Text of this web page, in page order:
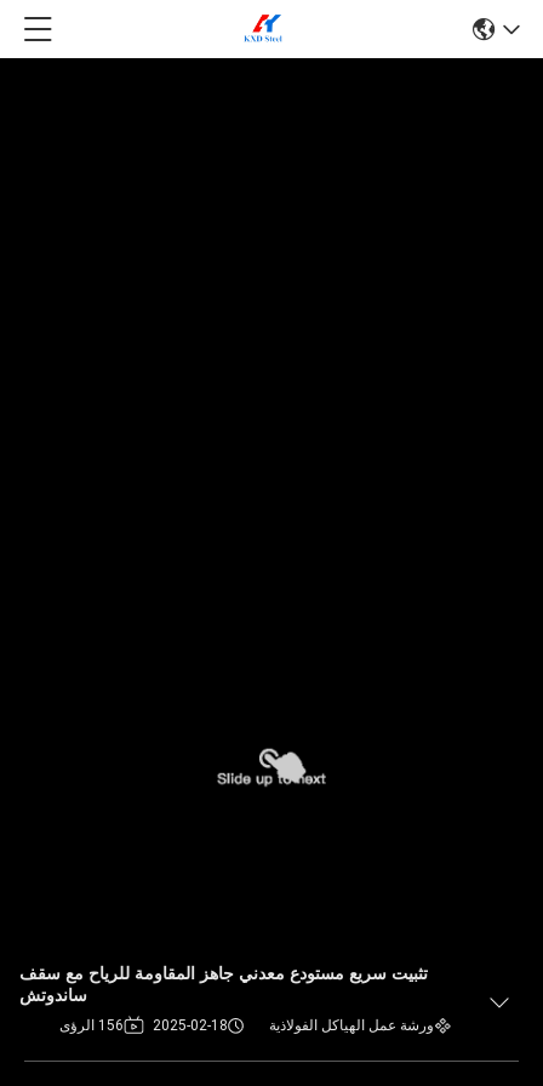
تثبيت سريع مستودع معدني جاهز المقاومة للرياح مع سقف
ساندوتش
ورشة عمل الهياكل الفولاذية 2025-02-18 156 الرؤى